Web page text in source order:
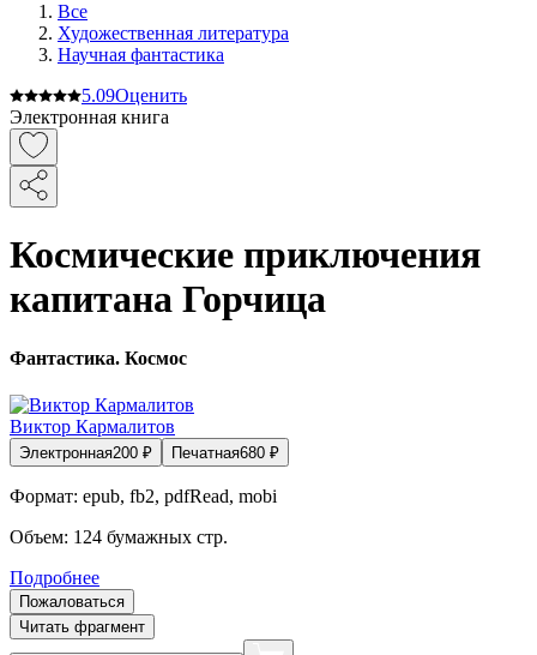
Все
Художественная литература
Научная фантастика
5.09Оценить
Электронная книга
Космические приключения
капитана Горчица
Фантастика. Космос
Виктор Кармалитов
Электронная200 ₽ Печатная680 ₽
Формат: epub, fb2, pdfRead, mobi
Объем: 124 бумажных стр.
Подробнее
Пожаловаться
Читать фрагмент